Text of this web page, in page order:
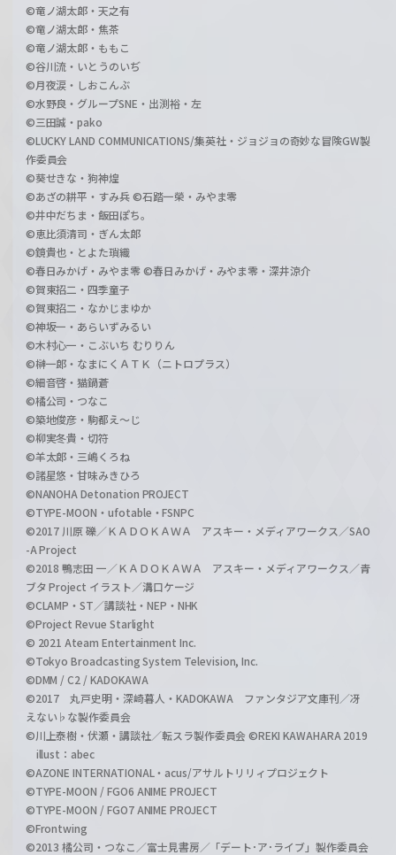
©竜ノ湖太郎・天之有
©竜ノ湖太郎・焦茶
©竜ノ湖太郎・ももこ
©谷川流・いとうのいぢ
©月夜涙・しおこんぶ
©水野良・グループSNE・出渕裕・左
©三田誠・pako
©LUCKY LAND COMMUNICATIONS/集英社・ジョジョの奇妙な冒険GW製
作委員会
©葵せきな・狗神煌
©あざの耕平・すみ兵 ©石踏一榮・みやま零
©井中だちま・飯田ぽち。
©恵比須清司・ぎん太郎
©鏡貴也・とよた瑣織
©春日みかげ・みやま零 ©春日みかげ・みやま零・深井涼介
©賀東招二・四季童子
©賀東招二・なかじまゆか
©神坂一・あらいずみるい
©木村心一・こぶいち むりりん
©榊一郎・なまにくＡＴＫ（ニトロプラス）
©細音啓・猫鍋蒼
©橘公司・つなこ
©築地俊彦・駒都え～じ
©柳実冬貴・切符
©羊太郎・三嶋くろね
©諸星悠・甘味みきひろ
©NANOHA Detonation PROJECT
©TYPE-MOON・ufotable・FSNPC
©2017 川原 礫／ＫＡＤＯＫＡＷＡ アスキー・メディアワークス／SAO
-A Project
©2018 鴨志田 一／ＫＡＤＯＫＡＷＡ アスキー・メディアワークス／青
ブタ Project イラスト／溝口ケージ
©CLAMP・ST／講談社・NEP・NHK
©Project Revue Starlight
© 2021 Ateam Entertainment Inc.
©Tokyo Broadcasting System Television, Inc.
©DMM / C2 / KADOKAWA
©2017 丸戸史明・深崎暮人・KADOKAWA ファンタジア文庫刊／冴
えない♭な製作委員会
©川上泰樹・伏瀬・講談社／転スラ製作委員会 ©REKI KAWAHARA 2019
illust：abec
©AZONE INTERNATIONAL・acus/アサルトリリィプロジェクト
©TYPE-MOON / FGO6 ANIME PROJECT
©TYPE-MOON / FGO7 ANIME PROJECT
©Frontwing
©2013 橘公司・つなこ／富士見書房／「デート･ア･ライブ」製作委員会